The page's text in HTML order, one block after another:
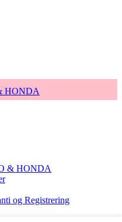
HONDA
& HONDA
og Registrering